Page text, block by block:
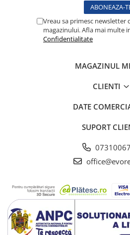
Lampi cu infrarosu
Electroencefalografe
Colposcoape
Glucometre
Ingrijire personala
Perne si paturi electrice
Perne ortopedice
Vreau sa primesc newsletter
magazinului. Afla mai multe
Confidentialitate
MAGAZINUL
CLIENTI
DATE
SUPORT